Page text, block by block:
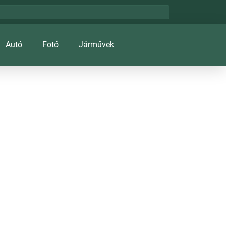
Autó Fotó Járművek